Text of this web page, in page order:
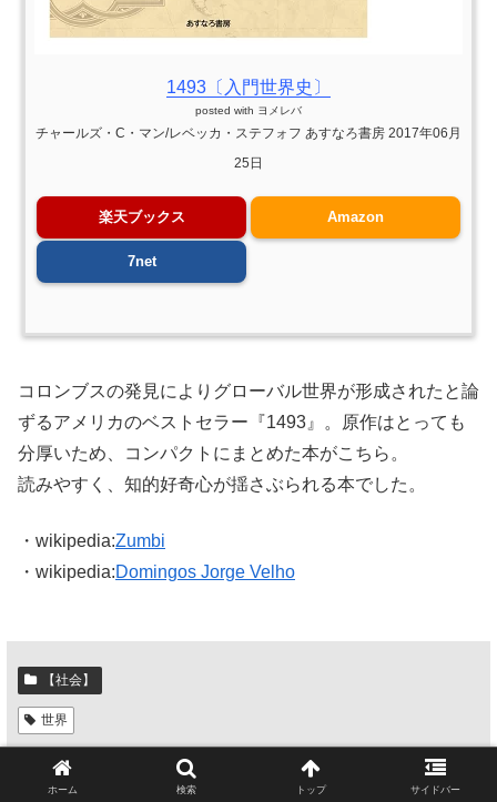
1493〔入門世界史〕
posted with ヨメレバ
チャールズ・C・マン/レベッカ・ステフォフ あすなろ書房 2017年06月
25日
楽天ブックス Amazon
7net
コロンブスの発見によりグローバル世界が形成されたと論
ずるアメリカのベストセラー『1493』。原作はとっても
分厚いため、コンパクトにまとめた本がこちら。
読みやすく、知的好奇心が揺さぶられる本でした。
・wikipedia:Zumbi
・wikipedia:Domingos Jorge Velho
【社会】
世界
スポンサーリンク
ホーム 検索 トップ サイドバー